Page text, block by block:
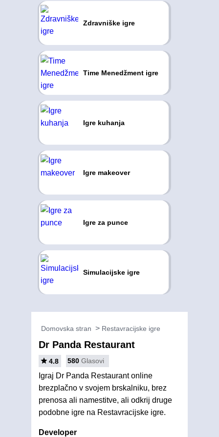
Zdravniške igre
Time Menedžment igre
Igre kuhanja
Igre makeover
Igre za punce
Simulacijske igre
Domovska stran Restavracijske igre
Dr Panda Restaurant
4.8 580 Glasovi
Igraj Dr Panda Restaurant online
brezplačno v svojem brskalniku, brez
prenosa ali namestitve, ali odkrij druge
podobne igre na Restavracijske igre.
Developer